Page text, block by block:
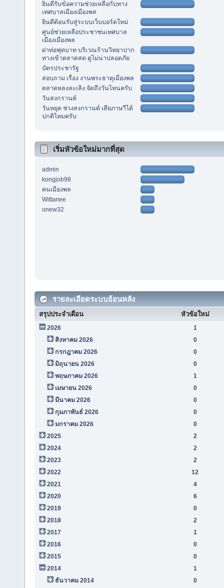
ยินดีรับข้อความช่วยเหลือกับทาง
เทศบาลเมืองเมืองพล
ยินดีต้อนรับสู่ระบบเว็บบอร์ดใหม่
ศูนย์ช่วยเหลือประชาชนเทศบาล
เมืองเมืองพล
ฝาท่อฟุตบาท บริเวณร้านวิทยาปาก
ทางเข้าตลาดสด ดูไม่น่าปลอดภัย
บัตรประชารัฐ
สอบถาม เรื่อง งานพระธาตุเมืองพล
ตลาดหลงละเลิง จัดถึงวันไหนครับ
วันสงกรานต์
วันหยุด ช่วงสงกรานต์ เสียภาษาีได้
ปกติไหมครับ
เริ่มหัวข้อใหม่มากที่สุด
admin
kongjob98
คนเมืองพล
Wittanee
onew32
รายละเอียดระบบย้อนหลัง
สรุปประจำเดือน หัวข้อใหม่
2026
1
สิงหาคม 2026
0
กรกฎาคม 2026
0
มิถุนายน 2026
0
พฤษภาคม 2026
1
เมษายน 2026
0
มีนาคม 2026
0
กุมภาพันธ์ 2026
0
มกราคม 2026
0
2025
2
2024
2
2023
2
2022
12
2021
4
2020
6
2019
0
2018
2
2017
1
2016
0
2015
0
2014
1
ธันวาคม 2014
0